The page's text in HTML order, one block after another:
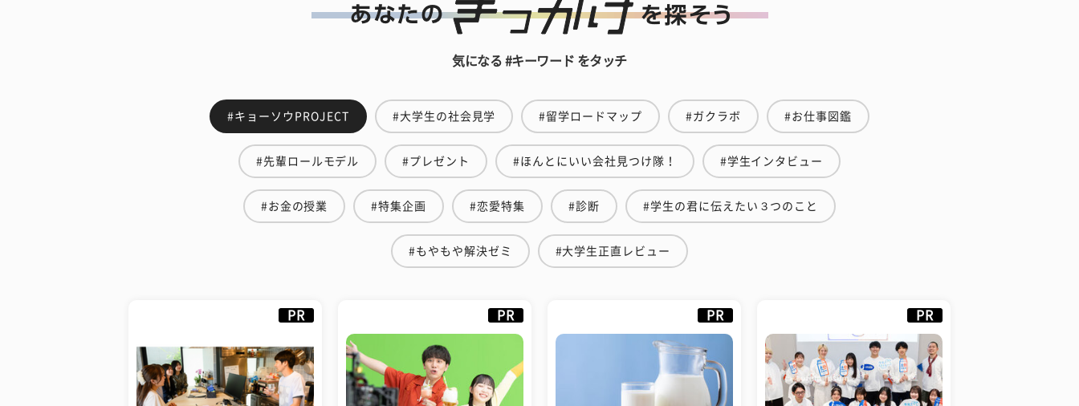
気になる #キーワード をタッチ
#キョーソウPROJECT #大学生の社会見学 #留学ロードマップ #ガクラボ #お仕事図鑑
#先輩ロールモデル #プレゼント #ほんとにいい会社見つけ隊！ #学生インタビュー
#お金の授業 #特集企画 #恋愛特集 #診断 #学生の君に伝えたい３つのこと
#もやもや解決ゼミ #大学生正直レビュー
PR PR PR PR